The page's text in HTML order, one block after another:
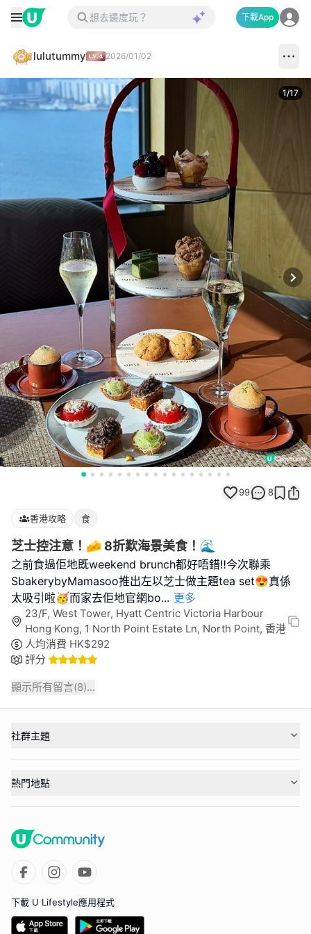
下載App
lulutummy 2026/01/02
1/17
99 8
香港攻略 食
芝士控注意！🧀 8折歎海景美食！🌊
之前食過佢地既weekend brunch都好唔錯‼️今次聯乘
SbakerybyMamasoo推出左以芝士做主題tea set😍真係
太吸引啦🥳而家去佢地官網bo... 更多
23/F, West Tower, Hyatt Centric Victoria Harbour
Hong Kong, 1 North Point Estate Ln, North Point, 香港
人均消費 HK$292
評分
顯示所有留言(8)...
社群主題
熱門地點
下載 U Lifestyle應用程式